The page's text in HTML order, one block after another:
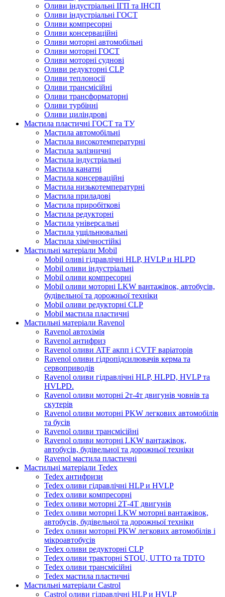
Оливи індустріальні ІГП та ІНСП
Оливи індустріальні ГОСТ
Оливи компресорні
Оливи консерваційні
Оливи моторні автомобільні
Оливи моторні ГОСТ
Оливи моторні суднові
Оливи редукторні CLP
Оливи теплоносії
Оливи трансмісійні
Оливи трансформаторні
Оливи турбінні
Оливи циліндрові
Мастила пластичні ГОСТ та ТУ
Мастила автомобільні
Мастила високотемпературні
Мастила залізничні
Мастила індустріальні
Мастила канатні
Мастила консерваційні
Мастила низькотемпературні
Мастила приладові
Мастила приробіткові
Мастила редукторні
Мастила універсальні
Мастила ущільнювальні
Мастила хімічностійкі
Мастильні матеріали Mobil
Mobil оливі гідравлічні HLP, HVLP и HLPD
Mobil оливи індустріальні
Mobil оливи компресорні
Mobil оливи моторні LKW вантажівок, автобусів,
будівельної та дорожньої техніки
Mobil оливи редукторні CLP
Mobil мастила пластичні
Мастильні матеріали Ravenol
Ravenol автохімія
Ravenol антифриз
Ravenol оливи ATF акпп і CVTF варіаторів
Ravenol оливи гідропідсилювачів керма та
сервоприводів
Ravenol оливи гідравлічні HLP, HLPD, HVLP та
HVLPD.
Ravenol оливи моторні 2т-4т двигунів човнів та
скутерів
Ravenol оливи моторні PKW легкових автомобілів
та бусів
Ravenol оливи трансмісійні
Ravenol оливи моторні LKW вантажівок,
автобусів, будівельної та дорожньої техніки
Ravenol мастила пластичні
Мастильні матеріали Tedex
Tedex антифризи
Tedex оливи гідравлічні HLP и HVLP
Tedex оливи компресорні
Tedex оливи моторні 2Т-4Т двигунів
Tedex оливи моторні LKW моторні вантажівок,
автобусів, будівельної та дорожньої техніки
Tedex оливи моторні PKW легкових автомобілів і
мікроавтобусів
Tedex оливи редукторні CLP
Tedex оливи тракторні STOU, UTTO та TDTO
Tedex оливи трансмісійні
Tedex мастила пластичні
Мастильні матеріали Castrol
Castrol оливи гідравлічні HLP и HVLP